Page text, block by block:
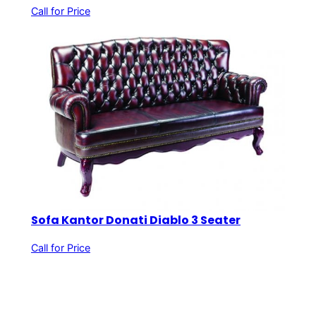
Call for Price
Sofa Kantor Donati Diablo 3 Seater
Call for Price